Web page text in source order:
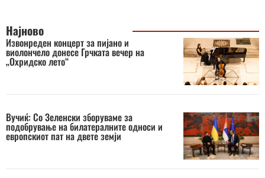
Најново
Извонреден концерт за пијано и
виолончело донесе Грчката вечер на
„Охридско лето“
Вучиќ: Со Зеленски зборуваме за
подобрување на билатералните односи и
европскиот пат на двете земји